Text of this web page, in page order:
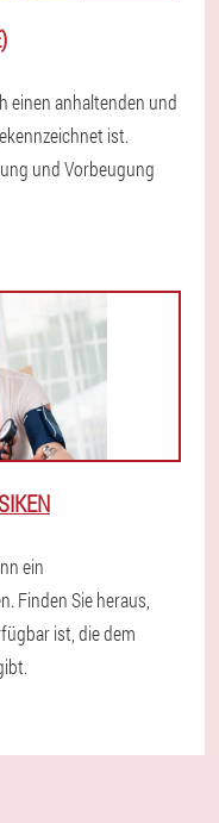
einen anhaltenden und
ist.
und Vorbeugung
ein
Finden Sie heraus,
ist, die dem